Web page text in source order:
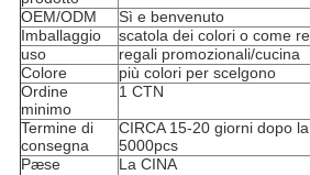
OEM/ODM
Sì e benvenuto
Imballaggio
scatola dei colori o come
uso
regali promozionali/cucina
Colore
più colori per scelgono
Ordine
minimo
1 CTN
Termine di
consegna
CIRCA 15-20 giorni dopo
5000pcs
Pæse
La CINA